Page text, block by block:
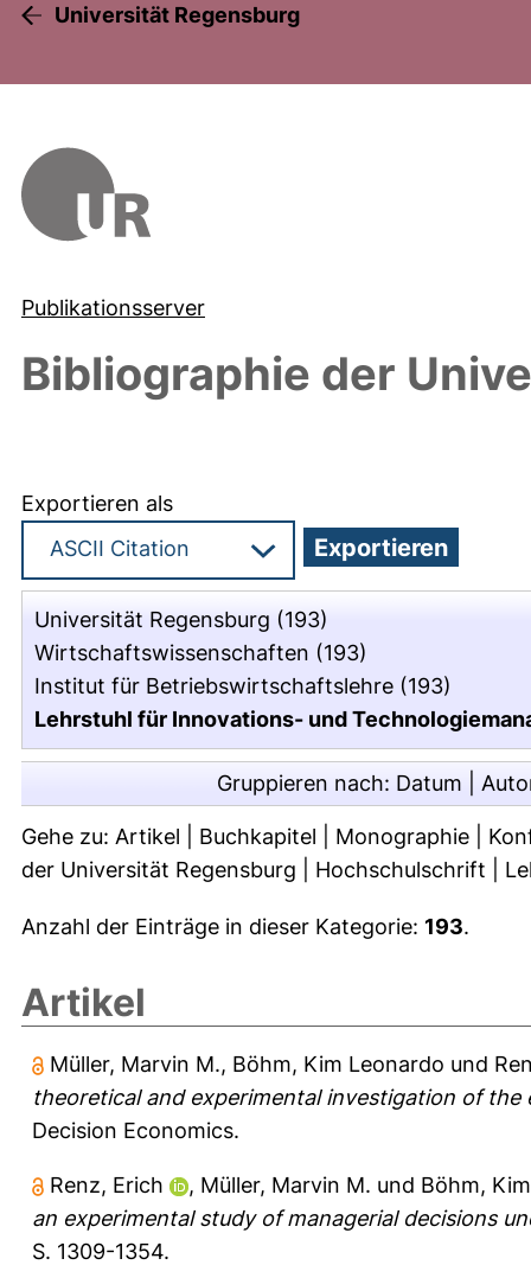
Universität Regensburg
Publikationsserver
Bibliographie der
Exportieren als
Universität Regensburg (193)
Wirtschaftswissenschaften (193)
Institut für Betriebswirtschaftslehre (193)
Lehrstuhl für Innovations- und
Gruppieren nach: Datum
Gehe zu: Artikel Buchkapitel Monographie
der Universität Regensburg
Hochschulschrift
Anzahl der Einträge in dieser Kategorie: 193.
Artikel
Müller, Marvin M., Böhm, Kim Leonardo und
theoretical and experimental investigation of
Decision Economics.
Renz, Erich , Müller, Marvin M. und Böhm,
an experimental study of managerial decisions
S. 1309-1354.